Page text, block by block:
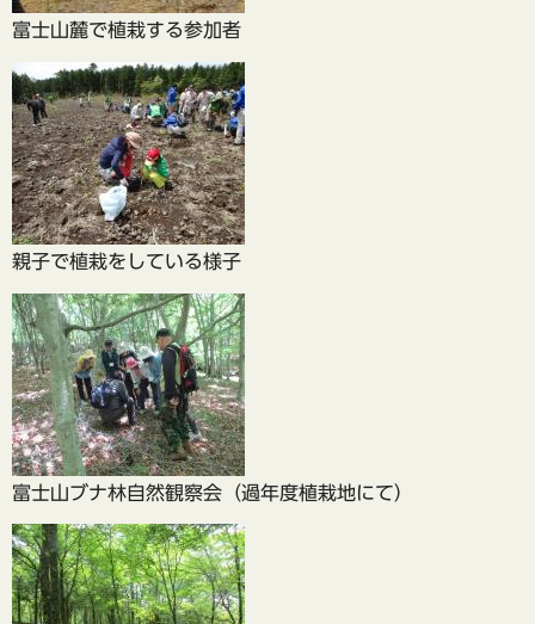
富士山麓で植栽する参加者
親子で植栽をしている様子
富士山ブナ林自然観察会（過年度植栽地にて）